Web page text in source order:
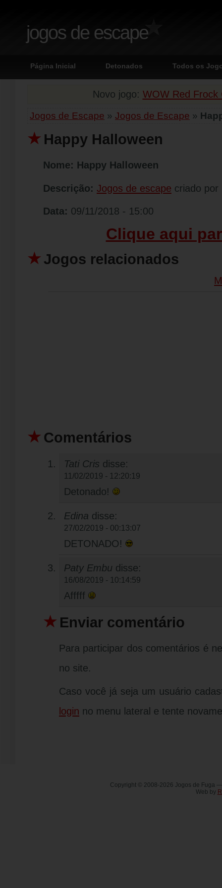
jogos de escape
Página Inicial Detonados Todos os
Novo jogo: WOW Red Frock
Jogos de Escape » Jogos de Escape »
Happy Halloween
Nome: Happy Halloween
Descrição: Jogos de escape criado por
Data: 09/11/2018 - 15:00
Clique aqui
Jogos relacionados
Comentários
Tati Cris disse:
11/02/2019 - 12:20:19
Detonado!
Edina disse:
27/02/2019 - 00:13:07
DETONADO!
Paty Embu disse:
16/08/2019 - 10:14:59
Afffff
Enviar comentário
Para participar dos comentários é
no site.
Caso você já seja um usuário
login no menu lateral e tente
Copyright © 2008-2026 Jogos de Fuga
Web by